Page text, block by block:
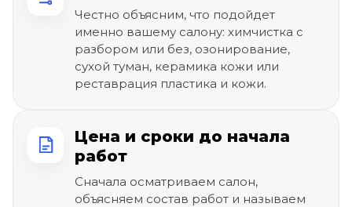
Честно объясним, что подойдет
именно вашему салону: химчистка с
разбором или без, озонирование,
сухой туман, керамика кожи или
реставрация пластика и кожи.
Цена и сроки до начала
работ
Сначала осматриваем салон,
объясняем состав работ и называем